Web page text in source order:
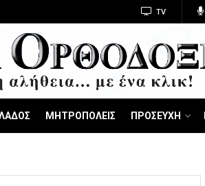
TV
ΜΗΤΡΟΠΟΛΕΙΣ ΠΡΟΣΕΥΧΗ